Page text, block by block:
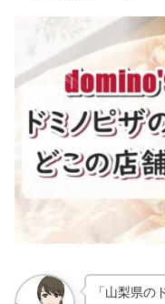
「山梨県の